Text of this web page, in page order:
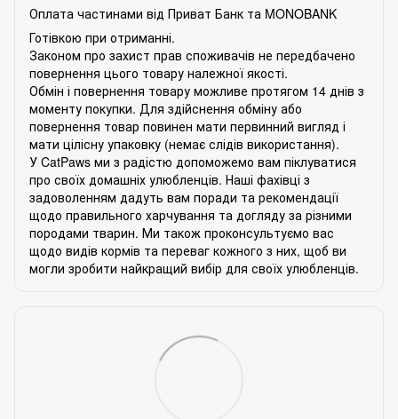
Оплата частинами від Приват Банк та MONOBANK
Готівкою при отриманні.
Законом про захист прав споживачів не передбачено
повернення цього товару належної якості.
Обмін і повернення товару можливе протягом 14 днів з
моменту покупки. Для здійснення обміну або
повернення товар повинен мати первинний вигляд і
мати цілісну упаковку (немає слідів використання).
У CatPaws ми з радістю допоможемо вам піклуватися
про своїх домашніх улюбленців. Наші фахівці з
задоволенням дадуть вам поради та рекомендації
щодо правильного харчування та догляду за різними
породами тварин. Ми також проконсультуємо вас
щодо видів кормів та переваг кожного з них, щоб ви
могли зробити найкращий вибір для своїх улюбленців.